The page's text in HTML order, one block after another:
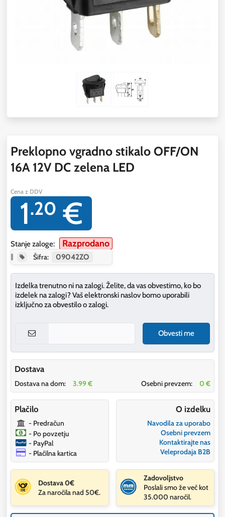
Preklopno vgradno stikalo OFF/ON
16A 12V DC zelena LED
Cena z DDV
1.20 €
Stanje zaloge: Razprodano
Šifra: 09042ZO
Izdelka trenutno ni na zalogi. Želite, da vas obvestimo, ko bo
izdelek na zalogi? Vaš elektronski naslov bomo uporabili
izključno za obvestilo o zalogi.
Obvesti me
Dostava
Dostava na dom: 3.99 € Osebni prevzem: 0 €
Plačilo
- Predračun
- Po povzetju
- PayPal
- Plačilna kartica
O izdelku
Navodila za uporabo
Osebni prevzem
Kontaktirajte nas
Veleprodaja B2B
Dostava 0€
Za naročila nad 50€.
Zadovoljstvo
Poslali smo že več kot
35.000 naročil.